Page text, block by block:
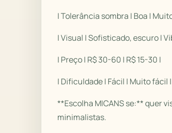
| Tolerância sombra | Boa |
| Visual | Sofisticado, escuro |
| Preço | R$ 30-60 | R$ 15-30 |
| Dificuldade | Fácil | Muito fácil |
**Escolha MICANS se:** quer
minimalistas.